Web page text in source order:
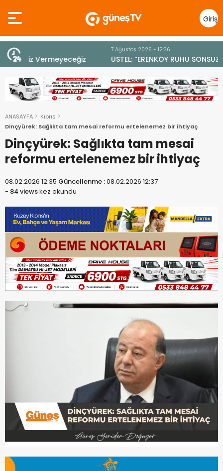
Giriş
Yap
ÜSTEL: “ERENKÖY RUHU SONSUZA DEK YAŞAYACAK”
ANASAYFA
Kıbrıs
Dinçyürek: Sağlıkta tam mesai reformu ertelenemez bir ihtiyaç
Dinçyürek: Sağlıkta tam mesai
reformu ertelenemez bir ihtiyaç
08.02.2026 12:35 Güncellenme :08.02.2026 12:37
- 84 viewskez okundu